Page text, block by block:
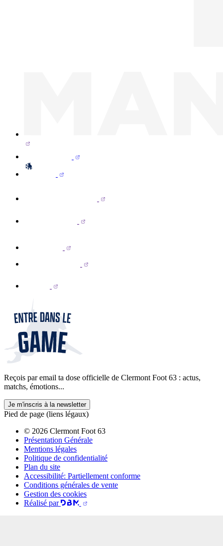
Reçois par email ta dose officielle de Clermont Foot 63 : actus,
matchs, émotions...
Je m'inscris à la newsletter
Pied de page (liens légaux)
© 2026 Clermont Foot 63
Présentation Générale
Mentions légales
Politique de confidentialité
Plan du site
Accessibilité: Partiellement conforme
Conditions générales de vente
Gestion des cookies
Réalisé par